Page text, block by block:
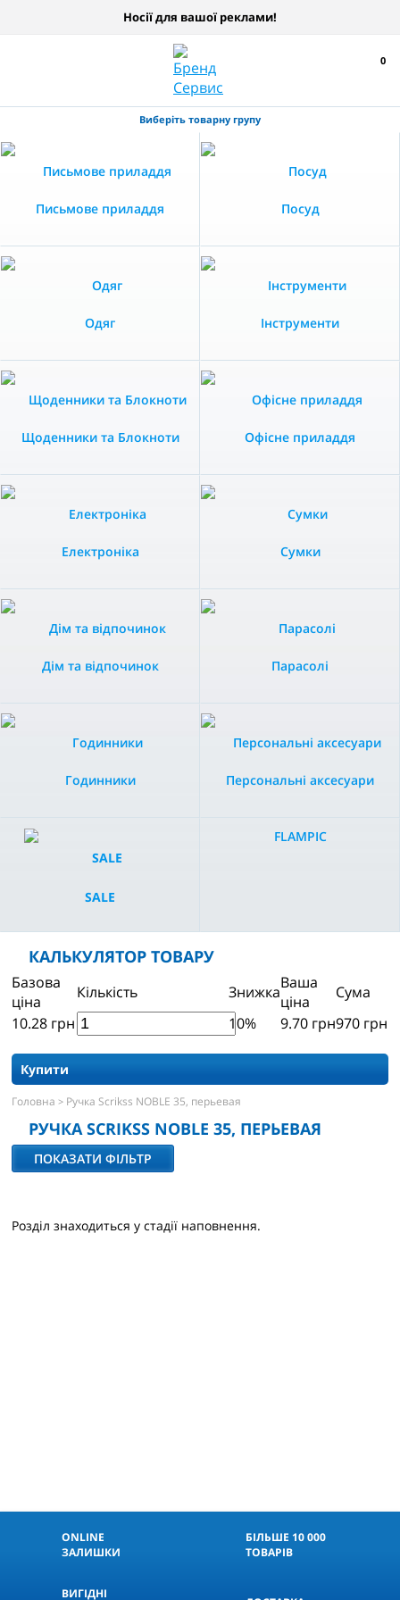
Носії для вашої реклами!
0
Виберіть товарну групу
Письмове приладдя Посуд
Одяг Інструменти
Щоденники та Блокноти Офісне приладдя
Електроніка Сумки
Дім та відпочинок Парасолі
Годинники Персональні аксесуари
SALE
FLAMPIC
КАЛЬКУЛЯТОР ТОВАРУ
Базова
ціна
Кількість ЗнижкаВаша
ціна
Сума
10.28 грн 10% 9.70 грн970 грн
Купити
Головна > Ручка Scrikss NOBLE 35, перьевая
РУЧКА SCRIKSS NOBLE 35, ПЕРЬЕВАЯ
ПОКАЗАТИ ФІЛЬТР
Розділ знаходиться у стадії наповнення.
ONLINE
ЗАЛИШКИ
БІЛЬШЕ 10 000
ТОВАРІВ
ВИГІДНІ